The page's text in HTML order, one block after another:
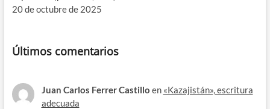
20 de octubre de 2025
Últimos comentarios
Juan Carlos Ferrer Castillo en «Kazajistán», escritura
adecuada